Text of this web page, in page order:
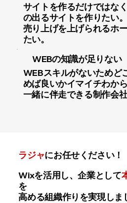
サイトを作るだけではな
の出るサイトを作りたい。
売り上げを上げられるホ
たい。
WEB⁨⁩の知識が足りない
WEBスキルがないためど
めば良いかイマイチわから
一緒に伴走できる制作会社
ラジャにお任せください！
Wixを活用し、企業として
を
高める組織作りを実現しま